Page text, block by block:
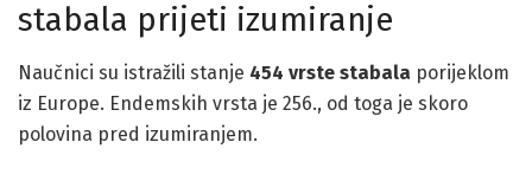
stabala prijeti izumiranje
Naučnici su istražili stanje 454 vrste stabala porijeklom
iz Europe. Endemskih vrsta je 256., od toga je skoro
polovina pred izumiranjem.